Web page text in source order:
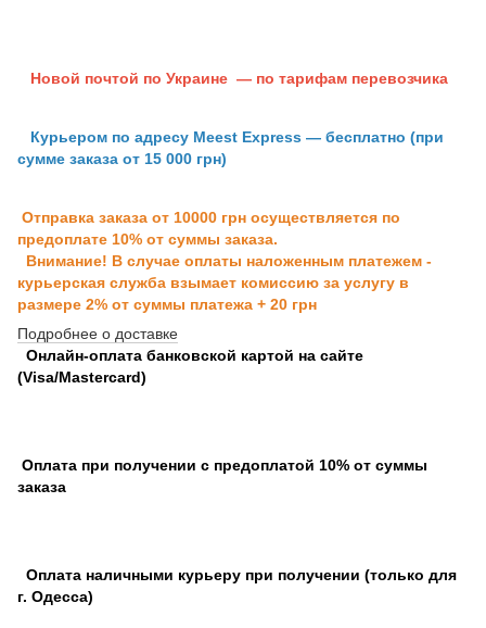
Новой почтой по Украине — по тарифам перевозчика
Курьером по адресу Meest Express — бесплатно (при
сумме заказа от 15 000 грн)
Отправка заказа от 10000 грн осуществляется по
предоплате 10% от суммы заказа.
Внимание! В случае оплаты наложенным платежем -
курьерская служба взымает комиссию за услугу в
размере 2% от суммы платежа + 20 грн
Подробнее о доставке
Онлайн-оплата банковской картой на сайте
(Visa/Mastercard)
Оплата при получении с предоплатой 10% от суммы
заказа
Оплата наличными курьеру при получении (только для
г. Одесса)